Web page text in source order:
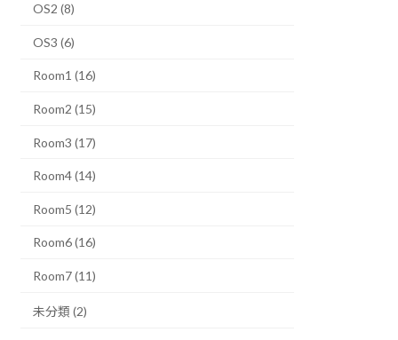
OS2 (8)
OS3 (6)
Room1 (16)
Room2 (15)
Room3 (17)
Room4 (14)
Room5 (12)
Room6 (16)
Room7 (11)
未分類 (2)